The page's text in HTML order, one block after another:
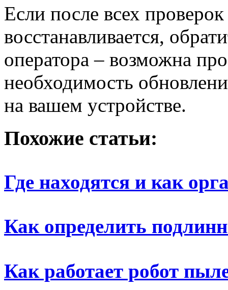
Если после всех
восстанавливается,
оператора – возможна
необходимость
на вашем устройстве.
Похожие статьи:
Где находятся и как
Как определить
Как работает робот